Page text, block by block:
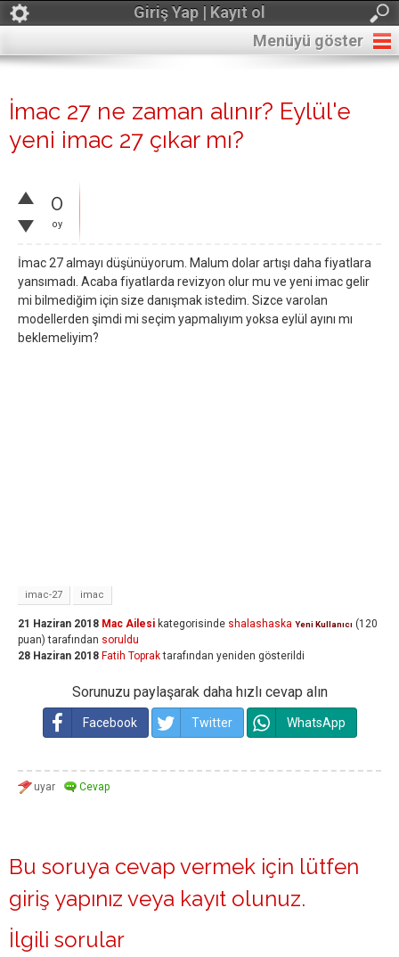
Giriş Yap | Kayıt ol
Menüyü göster
İmac 27 ne zaman alınır? Eylül'e
yeni imac 27 çıkar mı?
0
oy
İmac 27 almayı düşünüyorum. Malum dolar artışı daha fiyatlara
yansımadı. Acaba fiyatlarda revizyon olur mu ve yeni imac gelir
mi bilmediğim için size danışmak istedim. Sizce varolan
modellerden şimdi mi seçim yapmalıyım yoksa eylül ayını mı
beklemeliyim?
imac-27 imac
21 Haziran 2018 Mac Ailesi kategorisinde shalashaska Yeni Kullanıcı (120
puan) tarafından soruldu
28 Haziran 2018 Fatih Topraktarafından yeniden gösterildi
Sorunuzu paylaşarak daha hızlı cevap alın
Facebook Twitter WhatsApp
Bu soruya cevap vermek için lütfen
giriş yapınız veya kayıt olunuz.
İlgili sorular